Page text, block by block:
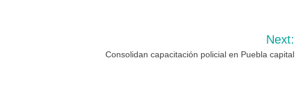
Next:
Consolidan capacitación policial en Puebla capital